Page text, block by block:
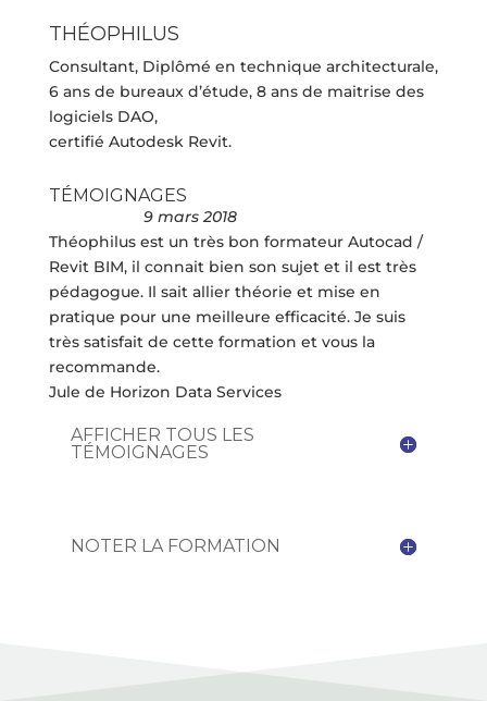
THÉOPHILUS
Consultant, Diplômé en technique architecturale,
6 ans de bureaux d’étude, 8 ans de maitrise des
logiciels DAO,
certifié Autodesk Revit.
TÉMOIGNAGES
9 mars 2018
Théophilus est un très bon formateur Autocad /
Revit BIM, il connait bien son sujet et il est très
pédagogue. Il sait allier théorie et mise en
pratique pour une meilleure efficacité. Je suis
très satisfait de cette formation et vous la
recommande.
Jule de Horizon Data Services
AFFICHER TOUS LES
TÉMOIGNAGES
NOTER LA FORMATION